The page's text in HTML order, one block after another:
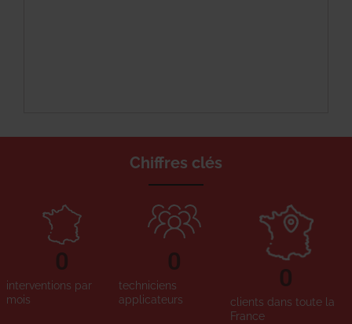
Chiffres clés
interventions par
mois
0
techniciens
applicateurs
0
clients dans toute la
France
0